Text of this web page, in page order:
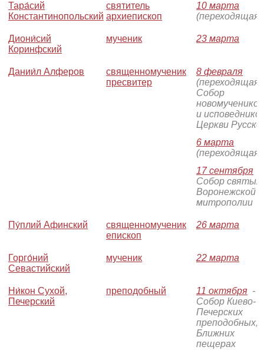
Тара́сий
Константинопольский
святитель
архиепископ
10 марта
(переходящая)
Диони́сий
Коринфский
мученик 23 марта
Дании́л Алферов
священномученик
пресвитер
8 февраля
(переходящая)
Собор
новомучеников
и
Церкви
6 марта
(переходящая)
17 сентября
Собор святых
Воронежской
митрополии
Пу́плий Афинский
священномученик
епископ
26 марта
Горго́ний
Севастийский
мученик 22 марта
Ни́кон Сухой,
Печерский
преподобный 11 октября -
Собор Киево-
Печерских
преподобных,
Ближних
пещерах